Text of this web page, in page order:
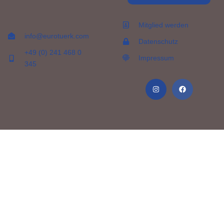
info@eurotuerk.com
+49 (0) 241 468 0
345
Mitglied werden
Datenschutz
Impressum